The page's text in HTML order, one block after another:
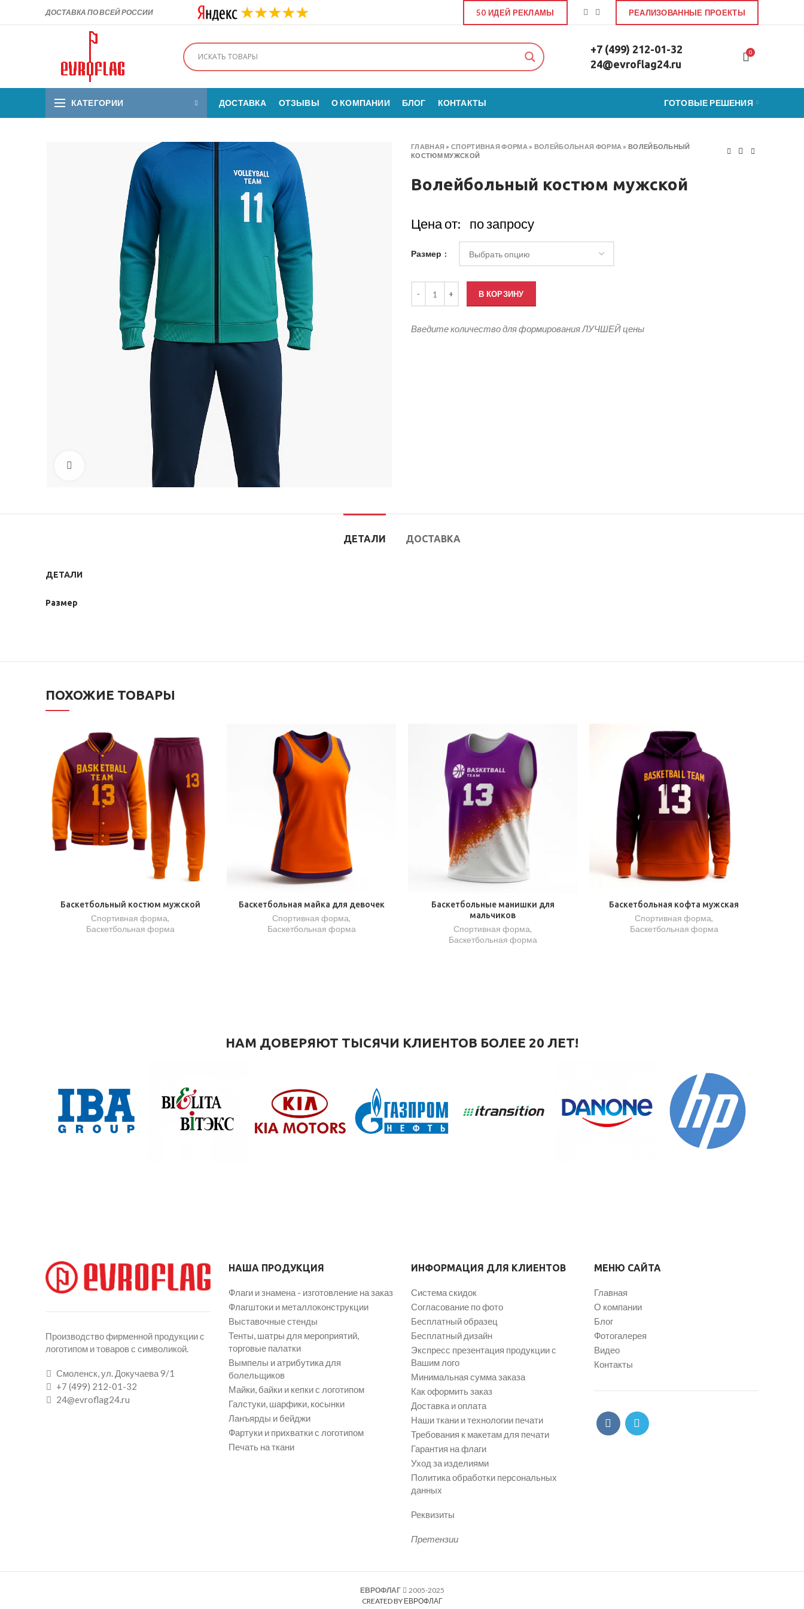
ДОСТАВКА ПО ВСЕЙ РОССИИ 50 ИДЕЙ РЕКЛАМЫ РЕАЛИЗОВАННЫЕ ПРОЕКТЫ
+7 (499) 212-01-32
24@evroflag24.ru
0
КАТЕГОРИИ ДОСТАВКА ОТЗЫВЫ О КОМПАНИИ БЛОГ КОНТАКТЫ ГОТОВЫЕ РЕШЕНИЯ
ГЛАВНАЯ »СПОРТИВНАЯ ФОРМА » ВОЛЕЙБОЛЬНАЯ ФОРМА »ВОЛЕЙБОЛЬНЫЙ
КОСТЮМ МУЖСКОЙ
Волейбольный костюм мужской
Цена от: по запросу
Размер
В КОРЗИНУ
Введите количество для формирования ЛУЧШЕЙ цены
ДЕТАЛИ ДОСТАВКА
ДЕТАЛИ
Размер
ПОХОЖИЕ ТОВАРЫ
Баскетбольный костюм мужской
Спортивная форма,
Баскетбольная форма
Баскетбольная майка для девочек
Спортивная форма,
Баскетбольная форма
Баскетбольные манишки для
мальчиков
Спортивная форма,
Баскетбольная форма
Баскетбольная кофта мужская
Спортивная форма,
Баскетбольная форма
НАМ ДОВЕРЯЮТ ТЫСЯЧИ КЛИЕНТОВ БОЛЕЕ 20 ЛЕТ!
Производство фирменной продукции с
логотипом и товаров с символикой.
Смоленск, ул. Докучаева 9/1
+7 (499) 212-01-32
24@evroflag24.ru
НАША ПРОДУКЦИЯ
Флаги и знамена - изготовление на заказ
Флагштоки и металлоконструкции
Выставочные стенды
Тенты, шатры для мероприятий,
торговые палатки
Вымпелы и атрибутика для
болельщиков
Майки, байки и кепки с логотипом
Галстуки, шарфики, косынки
Ланъярды и бейджи
Фартуки и прихватки с логотипом
Печать на ткани
ИНФОРМАЦИЯ ДЛЯ КЛИЕНТОВ
Система скидок
Согласование по фото
Бесплатный образец
Бесплатный дизайн
Экспресс презентация продукции с
Вашим лого
Минимальная сумма заказа
Как оформить заказ
Доставка и оплата
Наши ткани и технологии печати
Требования к макетам для печати
Гарантия на флаги
Уход за изделиями
Политика обработки персональных
данных
Реквизиты
Претензии
МЕНЮ САЙТА
Главная
О компании
Блог
Фотогалерея
Видео
Контакты
ЕВРОФЛАГ
2005-2025
CREATED BY ЕВРОФЛАГ